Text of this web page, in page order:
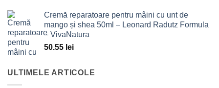
Cremă reparatoare pentru mâini cu unt de
mango și shea 50ml – Leonard Radutz Formula
– VivaNatura
50.55 lei
ULTIMELE ARTICOLE